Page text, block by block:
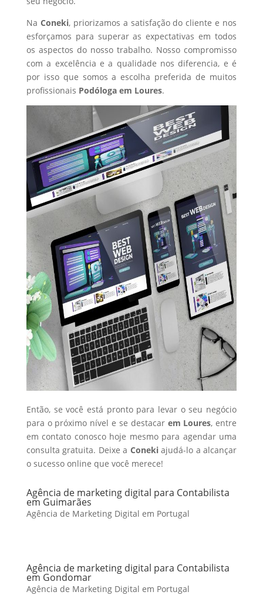
Na Coneki, priorizamos a satisfação do cliente e nos
esforçamos para superar as expectativas em todos
os aspectos do nosso trabalho. Nosso compromisso
com a excelência e a qualidade nos diferencia, e é
por isso que somos a escolha preferida de muitos
profissionais Podólogaem Loures.
Então, se você está pronto para levar o seu negócio
para o próximo nível e se destacar em Loures, entre
em contato conosco hoje mesmo para agendar uma
consulta gratuita. Deixe a Conekiajudá-lo a alcançar
o sucesso online que você merece!
Agência de marketing digital para Contabilista
em Guimarães
Agência de Marketing Digital em Portugal
Agência de marketing digital para Contabilista
em Gondomar
Agência de Marketing Digital em Portugal